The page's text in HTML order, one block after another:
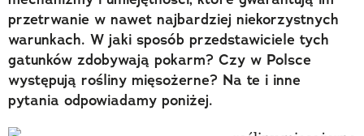
przetrwanie w nawet najbardziej niekorzystnych
warunkach. W jaki sposób przedstawiciele tych
gatunków zdobywają pokarm? Czy w Polsce
występują rośliny mięsożerne? Na te i inne
pytania odpowiadamy poniżej.